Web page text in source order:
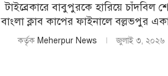
টাইব্রেকারে বাবুপুরকে হারিয়ে চাঁদবিল
বাংলা ক্লাব কাপের ফাইনালে বল্লভপুর
কর্তৃক Meherpur News জুলাই ৩, ২০২৬